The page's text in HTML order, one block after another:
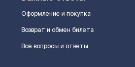
Оформление и покупка
Возврат и обмен билета
Все вопросы и ответы